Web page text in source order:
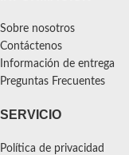
Sobre nosotros
Contáctenos
Información de entrega
Preguntas Frecuentes
SERVICIO
Política de privacidad